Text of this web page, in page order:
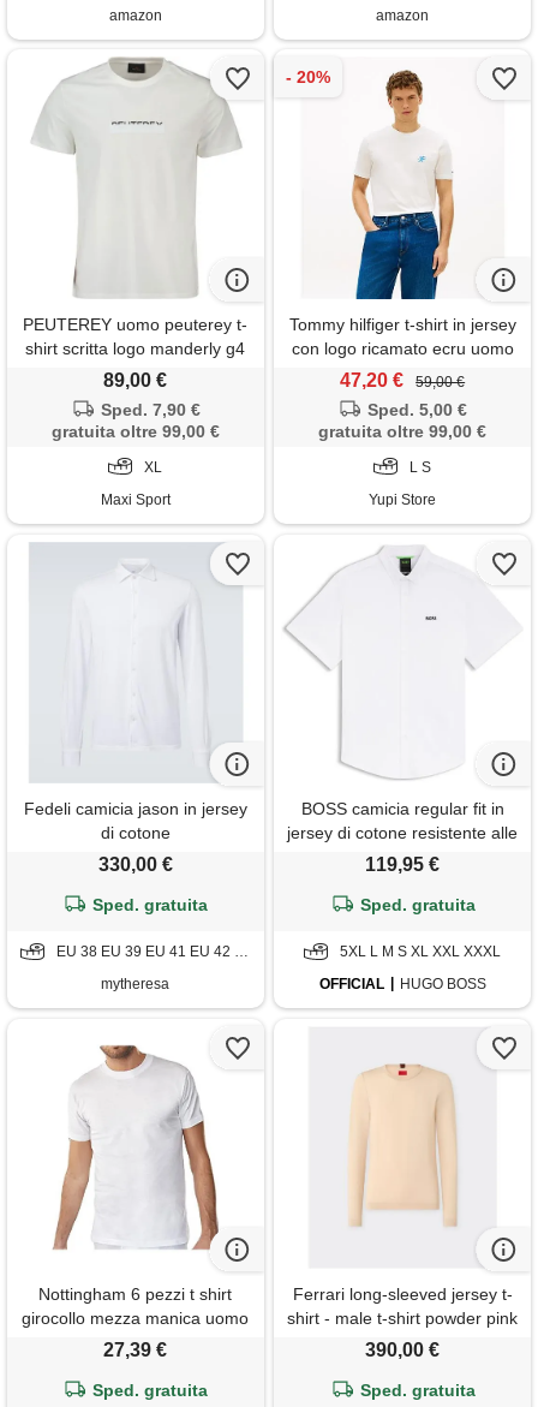
amazon amazon
PEUTEREY uomo peuterey t-
shirt scritta logo manderly g4
89,00 €
Sped. 7,90 €
gratuita oltre 99,00 €
XL
Maxi Sport
Tommy hilfiger t-shirt in jersey
con logo ricamato ecru uomo
47,20 € 59,00 €
Sped. 5,00 €
gratuita oltre 99,00 €
L S
Yupi Store
Fedeli camicia jason in jersey
di cotone
330,00 €
Sped. gratuita
EU 38 EU 39 EU 41 EU 42 EU 43 EU 44
mytheresa
BOSS camicia regular fit in
jersey di cotone resistente alle
rughe, bianco
119,95 €
Sped. gratuita
5XL L M S XL XXL XXXL
OFFICIAL
HUGO BOSS
Nottingham 6 pezzi t shirt
girocollo mezza manica uomo
cotone jersey bianco art. 6101
27,39 €
Sped. gratuita
Ferrari long-sleeved jersey t-
shirt - male t-shirt powder pink
390,00 €
Sped. gratuita